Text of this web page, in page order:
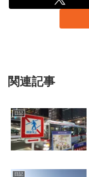
関連記事
日記
日記